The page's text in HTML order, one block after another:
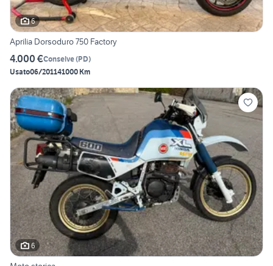
6
Aprilia Dorsoduro 750 Factory
4.000 €Conselve(PD)
Usato06/201141000 Km
6